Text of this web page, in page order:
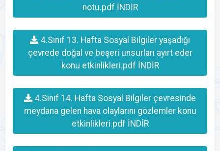
notu.pdf İNDİR
4.Sınıf 13. Hafta Sosyal Bilgiler yaşadığı
çevrede doğal ve beşeri unsurları ayırt eder
konu etkinlikleri.pdf İNDİR
4.Sınıf 14. Hafta Sosyal Bilgiler çevresinde
meydana gelen hava olaylarını gözlemler konu
etkinlikleri.pdf İNDİR